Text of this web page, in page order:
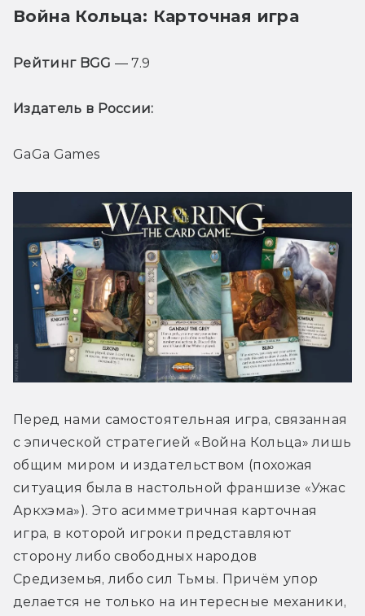
Война Кольца: Карточная игра
Рейтинг BGG — 7.9
Издатель в России:
GaGa Games
Перед нами самостоятельная игра, связанная
с эпической стратегией «Война Кольца» лишь
общим миром и издательством (похожая
ситуация была в настольной франшизе «Ужас
Аркхэма»). Это асимметричная карточная
игра, в которой игроки представляют
сторону либо свободных народов
Средиземья, либо сил Тьмы. Причём упор
делается не только на интересные механики,